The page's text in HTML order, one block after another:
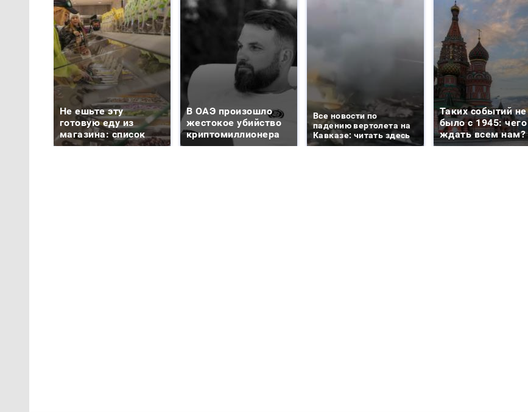
Не ешьте эту
готовую еду из
магазина: список
В ОАЭ произошло
жестокое убийство
криптомиллионера
Все новости по
падению вертолета на
Кавказе: читать здесь
Таких событий не
было с 1945: чего
ждать всем нам?